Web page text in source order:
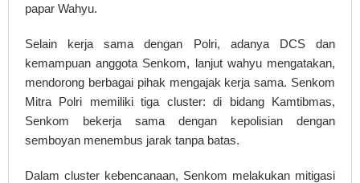
papar Wahyu.
Selain kerja sama dengan Polri, adanya DCS dan
kemampuan anggota Senkom, lanjut wahyu mengatakan,
mendorong berbagai pihak mengajak kerja sama. Senkom
Mitra Polri memiliki tiga cluster: di bidang Kamtibmas,
Senkom bekerja sama dengan kepolisian dengan
semboyan menembus jarak tanpa batas.
Dalam cluster kebencanaan, Senkom melakukan mitigasi